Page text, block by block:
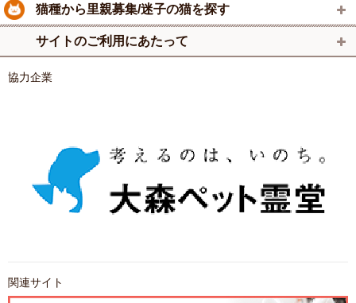
猫種から里親募集/迷子の猫を探す
サイトのご利用にあたって
協力企業
関連サイト